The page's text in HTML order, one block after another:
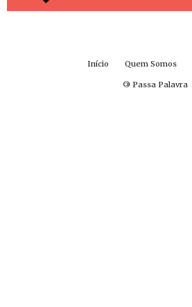
Início Quem Somos
© Passa Palavra